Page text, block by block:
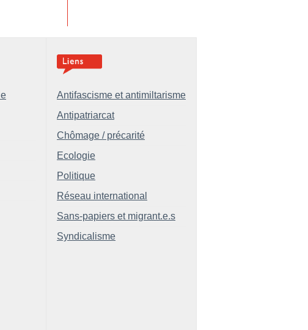
le
Antifascisme et antimiltarisme
Antipatriarcat
Chômage / précarité
Ecologie
Politique
Réseau international
Sans-papiers et migrant.e.s
Syndicalisme